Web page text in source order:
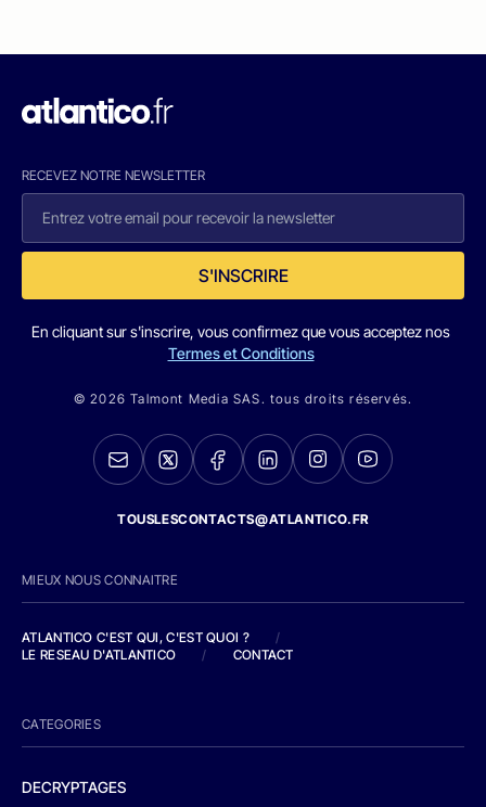
RECEVEZ NOTRE NEWSLETTER
S'INSCRIRE
En cliquant sur s'inscrire, vous confirmez que vous acceptez nos
Termes et Conditions
© 2026 Talmont Media SAS. tous droits réservés.
TOUSLESCONTACTS@ATLANTICO.FR
MIEUX NOUS CONNAITRE
ATLANTICO C'EST QUI, C'EST QUOI ?
/
LE RESEAU D'ATLANTICO
/ CONTACT
CATEGORIES
DECRYPTAGES